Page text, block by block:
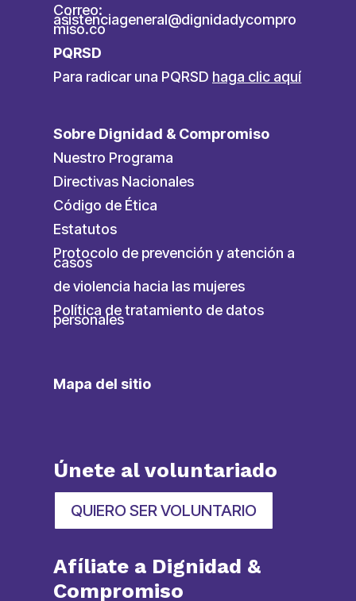
Correo:
asistenciageneral@dignidadycompro
miso.co
PQRSD
Para radicar una PQRSD haga clic aquí
Sobre Dignidad & Compromiso
Nuestro Programa
Directivas Nacionales
Código de Ética
Estatutos
Protocolo de prevención y atención a
casos
de violencia hacia las mujeres
Política de tratamiento de datos
personales
Mapa del sitio
Únete al voluntariado
QUIERO SER VOLUNTARIO
Afíliate a Dignidad &
Compromiso